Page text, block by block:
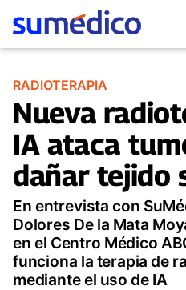
RADIOTERAPIA
Nueva
IA ataca
dañar tejido
En entrevista con
Dolores De la Mata
en el Centro Médico
funciona la terapia de
mediante el uso de IA